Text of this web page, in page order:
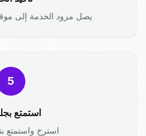
يصل مزود الخدمة إلى
5
استمتع
استرخِ واستمتع